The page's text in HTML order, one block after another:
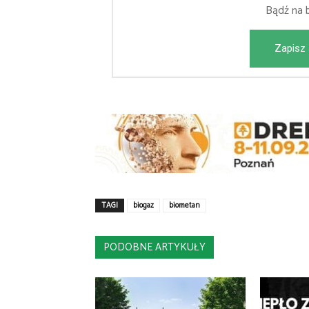
Bądź na
Zapisz
TAGI biogaz biometan
PODOBNE ARTYKUŁY